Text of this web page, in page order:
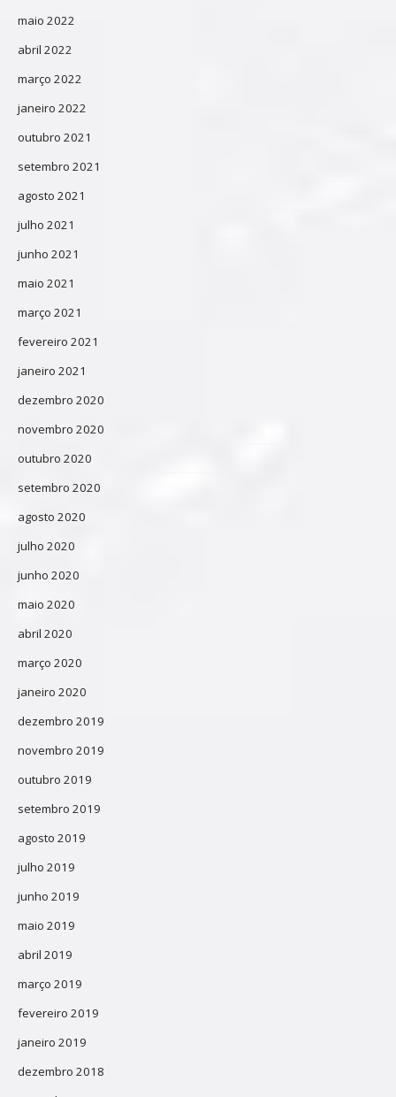
maio 2022
abril 2022
março 2022
janeiro 2022
outubro 2021
setembro 2021
agosto 2021
julho 2021
junho 2021
maio 2021
março 2021
fevereiro 2021
janeiro 2021
dezembro 2020
novembro 2020
outubro 2020
setembro 2020
agosto 2020
julho 2020
junho 2020
maio 2020
abril 2020
março 2020
janeiro 2020
dezembro 2019
novembro 2019
outubro 2019
setembro 2019
agosto 2019
julho 2019
junho 2019
maio 2019
abril 2019
março 2019
fevereiro 2019
janeiro 2019
dezembro 2018